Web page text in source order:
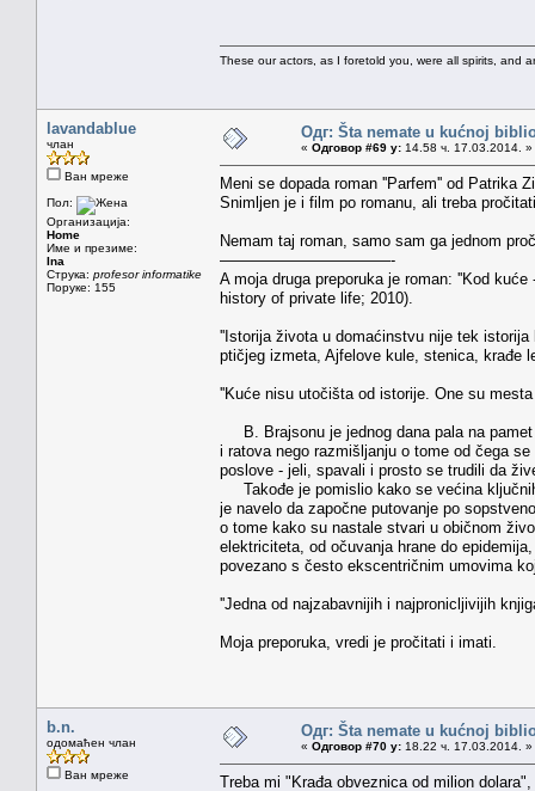
These our actors, as I foretold you, were all spirits, and
lavandablue
члан
Ван мреже
Пол:
Организација:
Home
Име и презиме:
Ina
Струка: profesor informatike
Поруке: 155
Одг: Šta nemate u kućnoj
« Одговор #69 у: 14.58 ч. 17.03.2014. »
Meni se dopada roman ''Parfem'' od Patrika
Snimljen je i film po romanu, ali treba
Nemam taj roman, samo sam ga jednom
———————————-
A moja druga preporuka je roman: ''Kod
history of private life; 2010).
''Istorija života u domaćinstvu nije tek
ptičjeg izmeta, Ajfelove kule, stenica, krađe
''Kuće nisu utočišta od istorije. One su
B. Brajsonu je jednog dana pala na pamet
i ratova nego razmišljanju o tome od čega
poslove - jeli, spavali i prosto se trudili da
Takođe je pomislio kako se većina
je navelo da započne putovanje po
o tome kako su nastale stvari u običnom
elektriciteta, od očuvanja hrane do
povezano s često ekscentričnim umovima
''Jedna od najzabavnijih i najpronicljivijih
Moja preporuka, vredi je pročitati i imati.
b.n.
одомаћен члан
Ван мреже
Одг: Šta nemate u kućnoj
« Одговор #70 у: 18.22 ч. 17.03.2014. »
Treba mi "Krađa obveznica od milion